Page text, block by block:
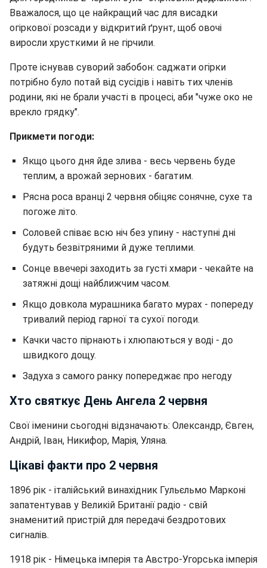
Вважалося, що це найкращий час для висадки
огіркової розсади у відкритий ґрунт, щоб овочі
виросли хрусткими й не гірчили.
Проте існував суворий забобон: саджати огірки
потрібно було потай від сусідів і навіть тих членів
родини, які не брали участі в процесі, аби "чуже око не
врекло грядку".
Прикмети погоди:
Якщо цього дня йде злива - весь червень буде
теплим, а врожай зернових - багатим.
Рясна роса вранці 2 червня обіцяє сонячне, сухе та
погоже літо.
Соловей співає всю ніч без упину - наступні дні
будуть безвітряними й дуже теплими.
Сонце ввечері заходить за густі хмари - чекайте на
затяжні дощі найближчим часом.
Якщо довкола мурашника багато мурах - попереду
тривалий період гарної та сухої погоди.
Качки часто пірнають і хлюпаються у воді - до
швидкого дощу.
Задуха з самого ранку попереджає про негоду
Хто святкує День Ангела 2 червня
Свої іменини сьогодні відзначають: Олександр, Євген,
Андрій, Іван, Никифор, Марія, Уляна.
Цікаві факти про 2 червня
1896 рік - італійський винахідник Гульєльмо Марконі
запатентував у Великій Британії радіо - свій
знаменитий пристрій для передачі бездротових
сигналів.
1918 рік - Німецька імперія та Австро-Угорська імперія